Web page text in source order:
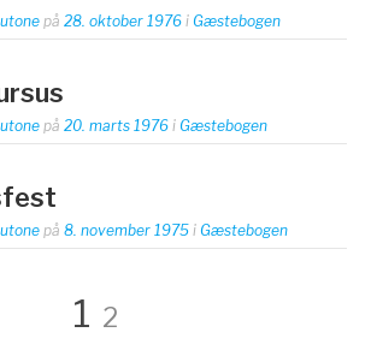
på 28. oktober 1976 i Gæstebogen
på 20. marts 1976 i Gæstebogen
på 8. november 1975 i Gæstebogen
Side
1 Side
2